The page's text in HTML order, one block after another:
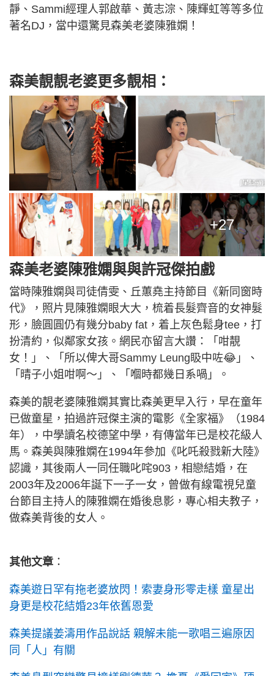
靜、Sammi經理人郭啟華、黃志淙、陳輝虹等等多位
著名DJ，當中還驚見森美老婆陳雅嫻！
森美靚靚老婆更多靚相：
+27
森美老婆陳雅嫻與與許冠傑拍戲
當時陳雅嫻與司徒倩雯、丘蕙堯主持節目《新同窗時
代》，照片見陳雅嫻眼大大，梳着長髮齊音的女神髮
形，臉圓圓仍有幾分baby fat，着上灰色鬆身tee，打
扮清約，似鄰家女孩。網民亦留言大讚：「咁靚
女！」、「所以俾大哥Sammy Leung𥄫中咗😂」、
「晴子小姐咁啊～」、「嗰時都幾日系喎」。
森美的靚老婆陳雅嫻其實比森美更早入行，早在童年
已做童星，拍過許冠傑主演的電影《全家福》（1984
年），中學讀名校德望中學，有傳當年已是校花級人
馬。森美與陳雅嫻在1994年參加《叱吒殺戮新大陸》
認識，其後兩人一同任職叱咤903，相戀結婚，在
2003年及2006年誕下一子一女，曾做有線電視兒童
台節目主持人的陳雅嫻在婚後息影，專心相夫教子，
做森美背後的女人。
其他文章 ：
森美遊日罕有拖老婆放閃！索妻身形零走樣 童星出
身更是校花結婚23年依舊恩愛
森美提議姜濤用作品說話 親解未能一歌唱三遍原因
同「人」有關